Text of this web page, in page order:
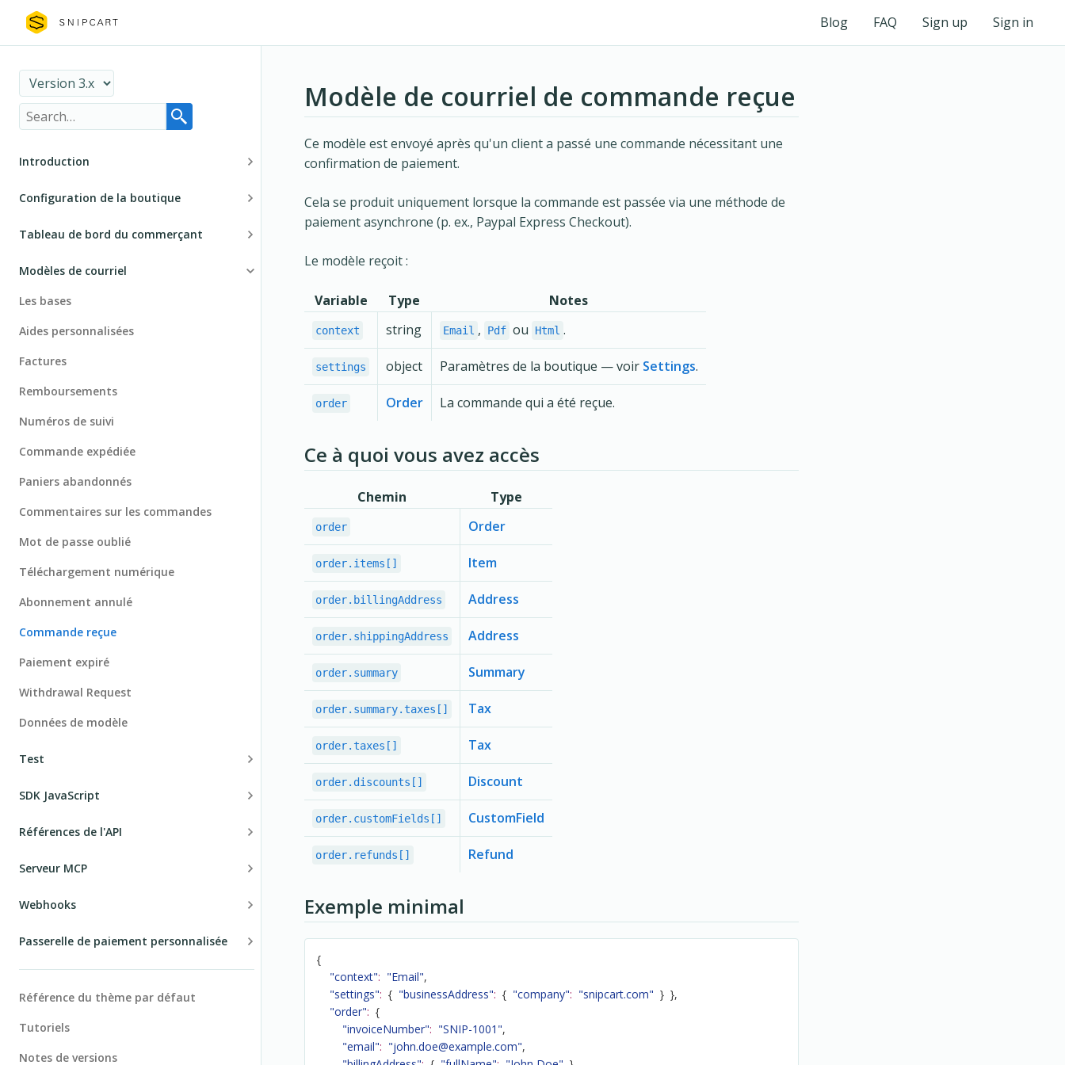
Blog FAQ Sign up Sign in
Introduction
Principes de base
Configuration de la boutique
Installation
Tableau de bord du commerçant
Navigation
Gestion de la boutique
Configuration de la boutique
Passerelle de payment
Domaines et URLs
Configuration du compte
Environnements de test/production
Centre de notification
Configuration de PayPal
Configurations Sendgrid
Modèles de courriel
Les bases
Aides personnalisées
Factures
Remboursements
Numéros de suivi
Commande expédiée
Paniers abandonnés
Commentaires sur les commandes
Mot de passe oublié
Téléchargement numérique
Abonnement annulé
Commande reçue
Paiement expiré
Withdrawal Request
Données de modèle
Test
Environnement de test
SDK JavaScript
Les bases
Références
Références de l'API
Les bases
Serveur MCP
Basics
Webhooks
Les bases
Événements d'abonnement
Livraison
Taxes
Passerelle de paiement personnalisée
Les bases
Configuration du commerçant
API
Retourner les méthodes de paiement
Référence du thème par défaut
Tutoriels
Notes de versions
Modèle de courriel de commande reçue
Ce modèle est envoyé après qu'un client a passé une commande nécessitant une
confirmation de paiement.
Cela se produit uniquement lorsque la commande est passée via une méthode de
paiement asynchrone (p. ex., Paypal Express Checkout).
Le modèle reçoit :
Variable Type Notes
context string Email , Pdf ou Html .
settings object Paramètres de la boutique — voir Settings.
order Order La commande qui a été reçue.
Ce à quoi vous avez accès
Chemin Type
order Order
order.items[] Item
order.billingAddress Address
order.shippingAddress Address
order.summary Summary
order.summary.taxes[] Tax
order.taxes[] Tax
order.discounts[] Discount
order.customFields[] CustomField
order.refunds[] Refund
Exemple minimal
{
"context": "Email",
"settings": { "businessAddress": { "company": "snipcart.com" } },
"order": {
"invoiceNumber": "SNIP-1001",
"email": "john.doe@example.com",